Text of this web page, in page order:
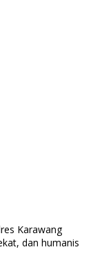
Karawang
dan humanis